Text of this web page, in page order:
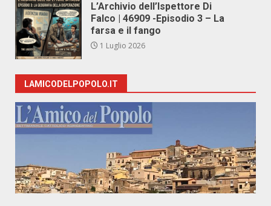
L’Archivio dell’Ispettore Di
Falco | 46909 -Episodio 3 – La
farsa e il fango
1 Luglio 2026
LAMICODELPOPOLO.IT